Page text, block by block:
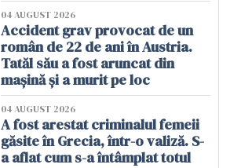
04 AUGUST 2026
Accident grav provocat de un
român de 22 de ani în Austria.
Tatăl său a fost aruncat din
mașină și a murit pe loc
04 AUGUST 2026
A fost arestat criminalul femeii
găsite în Grecia, într-o valiză. S-
a aflat cum s-a întâmplat totul